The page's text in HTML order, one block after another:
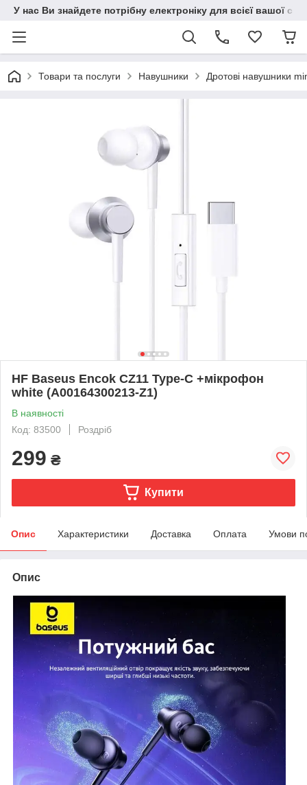
У нас Ви знайдете потрібну електроніку для всієї вашої
Товари та послуги Навушники Дротові навушники
HF Baseus Encok CZ11 Type-C +мікрофон
white (A00164300213-Z1)
В наявності
Код: 83500
Роздріб
299 ₴
Купити
Опис Характеристики Доставка Оплата Умови
Опис